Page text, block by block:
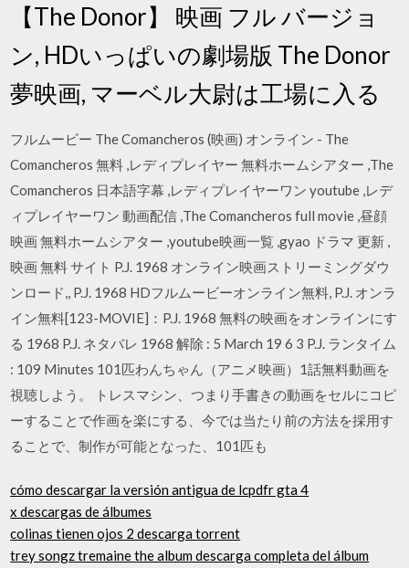
【The Donor】 映画 フル バージョ
ン, HDいっぱいの劇場版 The Donor
夢映画, マーベル大尉は工場に入る
フルムービー The Comancheros (映画) オンライン - The
Comancheros 無料 ,レディプレイヤー 無料ホームシアター ,The
Comancheros 日本語字幕 ,レディプレイヤーワン youtube ,レデ
ィプレイヤーワン 動画配信 ,The Comancheros full movie ,昼顔
映画 無料ホームシアター ,youtube映画一覧 ,gyao ドラマ 更新 ,
映画 無料 サイト P.J. 1968 オンライン映画ストリーミングダウ
ンロード,, P.J. 1968 HDフルムービーオンライン無料, P.J. オンラ
イン無料[123-MOVIE]：P.J. 1968 無料の映画をオンラインにす
る 1968 P.J. ネタバレ 1968 解除 : 5 March 19 6 3 P.J. ランタイム
: 109 Minutes 101匹わんちゃん（アニメ映画）1話無料動画を
視聴しよう。 トレスマシン、つまり手書きの動画をセルにコピ
ーすることで作画を楽にする、今では当たり前の方法を採用す
ることで、制作が可能となった、101匹も
cómo descargar la versión antigua de lcpdfr gta 4
x descargas de álbumes
colinas tienen ojos 2 descarga torrent
trey songz tremaine the album descarga completa del álbum